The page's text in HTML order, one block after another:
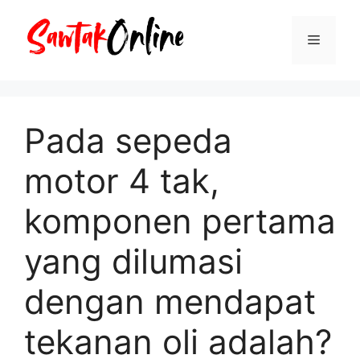
Menu
Pada sepeda
motor 4 tak,
komponen pertama
yang dilumasi
dengan mendapat
tekanan oli adalah?